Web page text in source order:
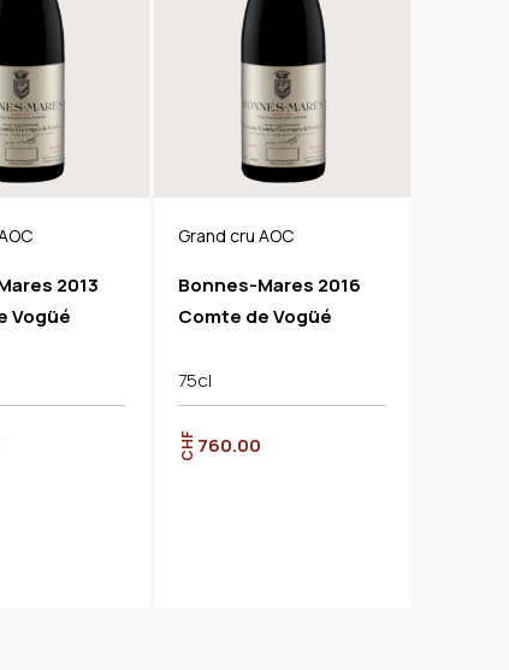
2013
Vogüé
Grand cru AOC
Bonnes-Mares 2016
Comte de Vogüé
75cl
CHF 760.00